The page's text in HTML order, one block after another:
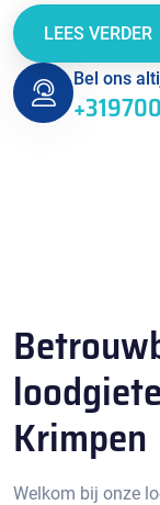
LEES VERDER
Bel ons
Krimpen
Welkom bij onze